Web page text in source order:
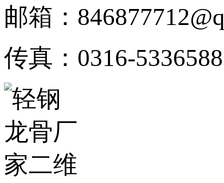
邮箱：
传真：0316-5336588